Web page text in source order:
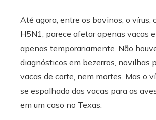
Até agora, entre os bovinos, o vírus,
H5N1, parece afetar apenas vacas
apenas temporariamente. Não
diagnósticos em bezerros, novilhas
vacas de corte, nem mortes. Mas o
se espalhado das vacas para as
em um caso no Texas.